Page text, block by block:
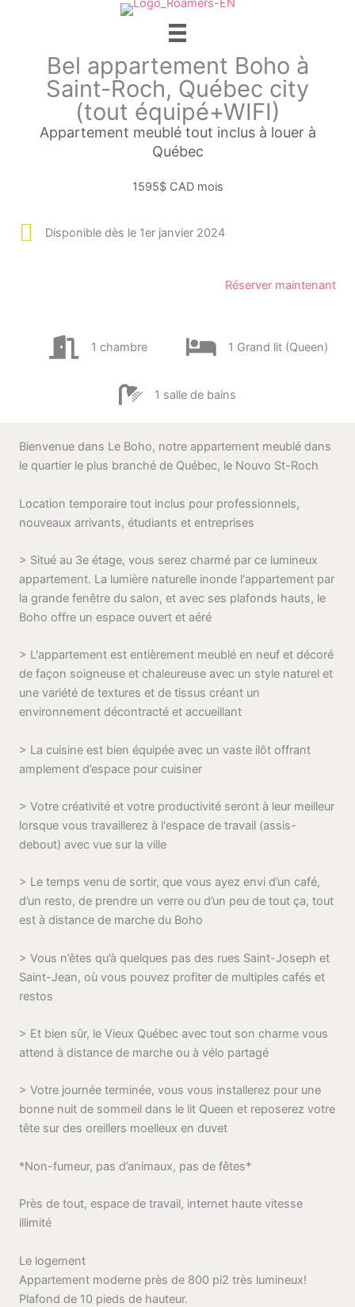
Bel appartement Boho à
Saint-Roch, Québec city
(tout équipé+WIFI)
Appartement meublé tout inclus à louer à
Québec
1595$ CAD mois
Disponible dès le 1er janvier 2024
Réserver maintenant
1 chambre 1 Grand lit (Queen)
1 salle de bains
Bienvenue dans Le Boho, notre appartement meublé dans
le quartier le plus branché de Québec, le Nouvo St-Roch
Location temporaire tout inclus pour professionnels,
nouveaux arrivants, étudiants et entreprises
> Situé au 3e étage, vous serez charmé par ce lumineux
appartement. La lumière naturelle inonde l'appartement par
la grande fenêtre du salon, et avec ses plafonds hauts, le
Boho offre un espace ouvert et aéré
> L'appartement est entièrement meublé en neuf et décoré
de façon soigneuse et chaleureuse avec un style naturel et
une variété de textures et de tissus créant un
environnement décontracté et accueillant
> La cuisine est bien équipée avec un vaste ilôt offrant
amplement d’espace pour cuisiner
> Votre créativité et votre productivité seront à leur meilleur
lorsque vous travaillerez à l'espace de travail (assis-
debout) avec vue sur la ville
> Le temps venu de sortir, que vous ayez envi d’un café,
d’un resto, de prendre un verre ou d’un peu de tout ça, tout
est à distance de marche du Boho
> Vous n’êtes qu’à quelques pas des rues Saint-Joseph et
Saint-Jean, où vous pouvez profiter de multiples cafés et
restos
> Et bien sûr, le Vieux Québec avec tout son charme vous
attend à distance de marche ou à vélo partagé
> Votre journée terminée, vous vous installerez pour une
bonne nuit de sommeil dans le lit Queen et reposerez votre
tête sur des oreillers moelleux en duvet
*Non-fumeur, pas d’animaux, pas de fêtes*
Près de tout, espace de travail, internet haute vitesse
illimité
Le logement
Appartement moderne près de 800 pi2 très lumineux!
Plafond de 10 pieds de hauteur.